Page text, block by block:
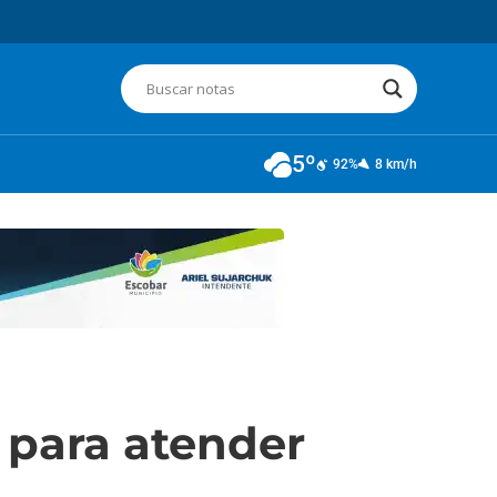
5º 92% 8 km/h
atender